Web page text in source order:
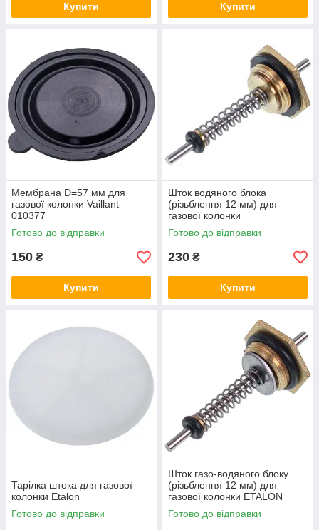
Купити Купити
Мембрана D=57 мм для
газової колонки Vaillant
010377
Готово до відправки
150 ₴
Купити
Шток водяного блока
(різьблення 12 мм) для
газової колонки
Готово до відправки
230 ₴
Купити
Тарілка штока для газової
колонки Etalon
Готово до відправки
Шток газо-водяного блоку
(різьблення 12 мм) для
газової колонки ETALON
Готово до відправки